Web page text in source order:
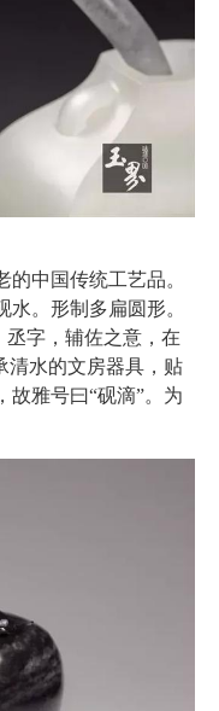
中国传统工艺品。
。形制多扁圆形。
丞字，辅佐之意，在
清水的文房器具，贴
故雅号曰“砚滴”。为